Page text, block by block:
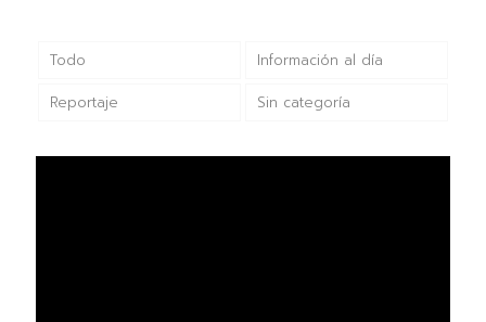
Todo Información al día
Reportaje Sin categoría